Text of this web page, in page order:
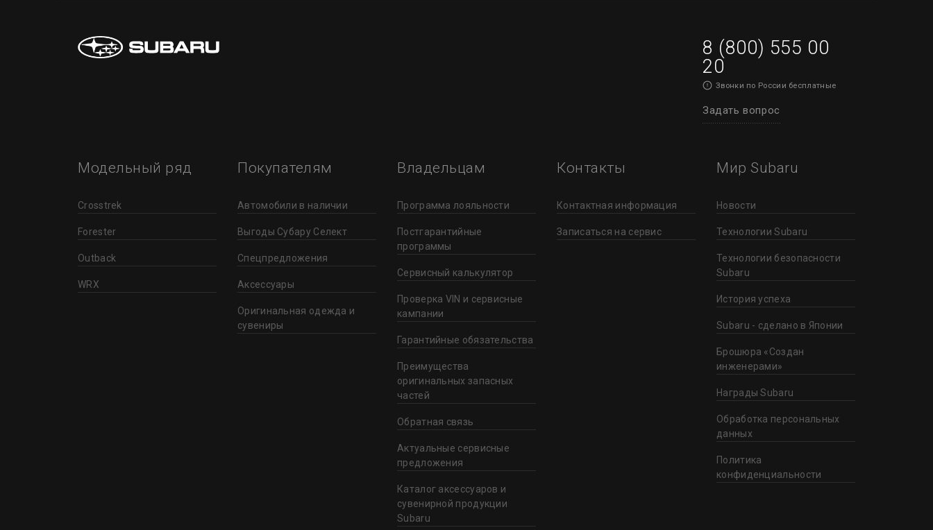
8 (800) 555 00
20
Звонки по России бесплатные
Задать вопрос
Модельный ряд
Crosstrek
Forester
Outback
WRX
Покупателям
Автомобили в наличии
Выгоды Субару Селект
Спецпредложения
Аксессуары
Оригинальная одежда и
сувениры
Владельцам
Программа лояльности
Постгарантийные
программы
Сервисный калькулятор
Проверка VIN и сервисные
кампании
Гарантийные обязательства
Преимущества
оригинальных запасных
частей
Обратная связь
Актуальные сервисные
предложения
Каталог аксессуаров и
сувенирной продукции
Subaru
Контакты
Контактная информация
Записаться на сервис
Мир Subaru
Новости
Технологии Subaru
Технологии безопасности
Subaru
История успеха
Subaru - сделано в Японии
Брошюра «Создан
инженерами»
Награды Subaru
Обработка персональных
данных
Политика
конфиденциальности